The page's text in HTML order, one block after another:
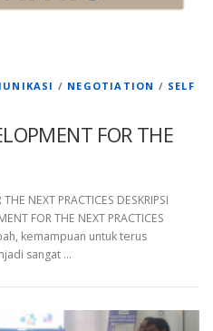
/ NEGOTIATION / SELF
FOR THE
NEXT PRACTICES DESKRIPSI
FOR THE NEXT PRACTICES
kemampuan untuk terus
sangat …